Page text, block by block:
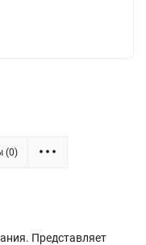
(0)
Представляет